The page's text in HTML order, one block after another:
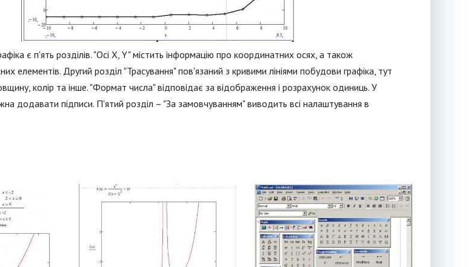
є п'ять розділів. "Осі X, Y" містить інформацію про координатних осях, а також
елементів. Другий розділ "Трасування" пов'язаний з кривими лініями побудови графіка, тут
колір та інше. "Формат числа" відповідає за відображення і розрахунок одиниць. У
додавати підписи. П'ятий розділ – "За замовчуванням" виводить всі налаштування в